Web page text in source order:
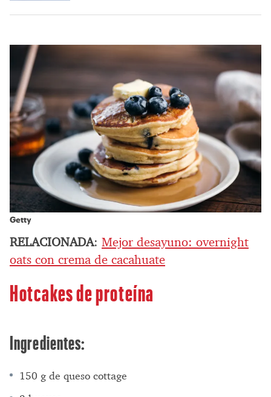
Getty
RELACIONADA: Mejor desayuno: overnight
oats con crema de cacahuate
Hotcakes de proteína
Ingredientes:
150 g de queso cottage